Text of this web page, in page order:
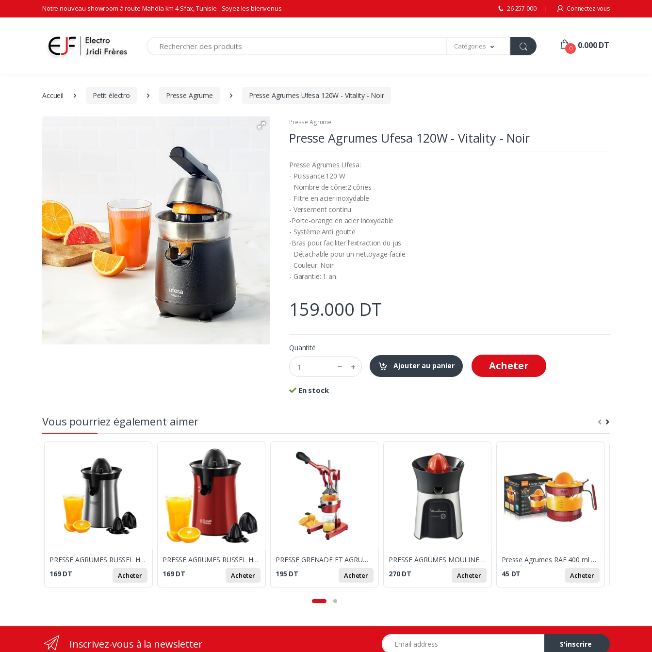
Notre nouveau showroom à route Mahdia km 4 Sfax, Tunisie - Soyez les bienvenus 26 257 000 Connectez-vous
Catégories 0 0.000 DT
Accueil Petit électro Presse Agrume Presse Agrumes Ufesa 120W - Vitality - Noir
Presse Agrume
Presse Agrumes Ufesa 120W - Vitality - Noir
Presse Agrumes Ufesa:
- Puissance:120 W
- Nombre de cône:2 cônes
- Filtre en acier inoxydable
- Versement continu
-Porte-orange en acier inoxydable
- Système:Anti goutte
-Bras pour faciliter l’extraction du jus
- Détachable pour un nettoyage facile
- Couleur: Noir
- Garantie: 1 an.
159.000 DT
Quantité
Ajouter au panier
Acheter
En stock
Vous pourriez également aimer
PRESSE AGRUMES RUSSEL HOBBS CLASSICS SILVER (22760-56)
169 DT Acheter
PRESSE AGRUMES RUSSEL HOBBS ELECTRIQUE 26010-56 60W - ROUGE
169 DT Acheter
PRESSE GRENADE ET AGRUMES MANUEL BEPER MD404
195 DT Acheter
PRESSE AGRUMES MOULINEX VITAPRESS 100W
270 DT Acheter
Presse Agrumes RAF 400 ml 30W - Rouge
45 DT Acheter
Inscrivez-vous à la newsletter Adresse e-mail
S'inscrire